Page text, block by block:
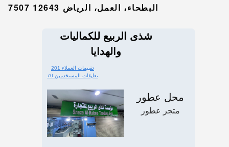
7507 البطحاء، العمل، الرياض 12643
شذى الربيع للكماليات
والهدايا
201 تقييمات العملاء
70 تعليقات المستخدمين
محل عطور
متجر عطور